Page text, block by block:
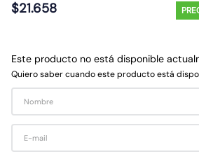
$21.658
Este producto no está disponible
Quiero saber cuando este producto está